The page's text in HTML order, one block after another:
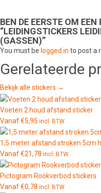
BEN DE EERSTE OM
“LEIDINGSTICKERS
(GASSEN)”
You must be logged in to post a
Gerelateerde
Bekijk alle stickers →
Voeten 2 houd afstand sticker
Vanaf€5,95 incl. BTW
1,5 meter afstand stroken 5cm
Vanaf€21,78 incl. BTW
Pictogram Rookverbod stickers
Vanaf€0,78 incl. BTW